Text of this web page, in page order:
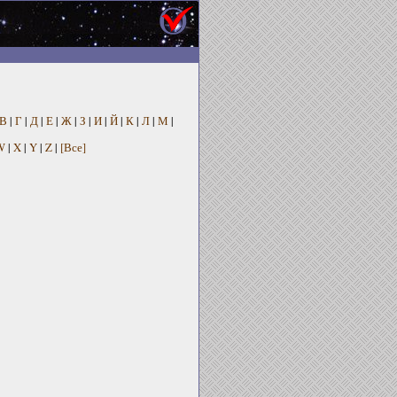
| Г | Д| Е| Ж| З | И| Й| К| Л| М |
| X| Y| Z| [Все]